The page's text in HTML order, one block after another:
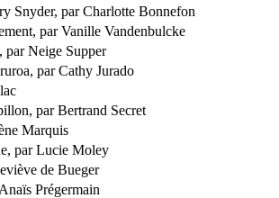
Snyder, par Charlotte Bonnefon
par Vanille Vandenbulcke
par Neige Supper
par Cathy Jurado
par Bertrand Secret
Marquis
par Lucie Moley
de Bueger
Prégermain